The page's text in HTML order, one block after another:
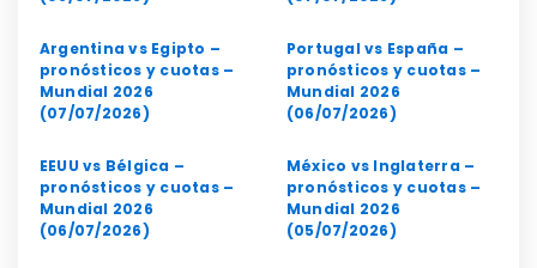
Argentina vs Egipto –
pronósticos y cuotas –
Mundial 2026
(07/07/2026)
Portugal vs España –
pronósticos y cuotas –
Mundial 2026
(06/07/2026)
EEUU vs Bélgica –
pronósticos y cuotas –
Mundial 2026
(06/07/2026)
México vs Inglaterra –
pronósticos y cuotas –
Mundial 2026
(05/07/2026)